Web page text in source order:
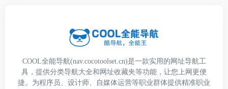
COOL全能导航(nav.cocotoolset.cn)是一款实用的网址导航工
具，提供分类导航大全和网址收藏夹等功能，让您上网更便
捷。为程序员、设计师、自媒体运营等职业群体提供精准职业